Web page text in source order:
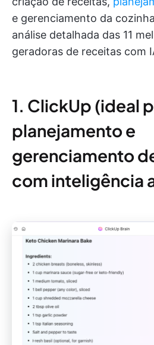
e gerenciamento da
análise detalhada das 11
geradoras de receitas com
1. ClickUp (ideal
planejamento e
gerenciamento
com inteligência